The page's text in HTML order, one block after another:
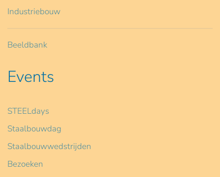
Industriebouw
Beeldbank
Events
STEELdays
Staalbouwdag
Staalbouwwedstrijden
Bezoeken